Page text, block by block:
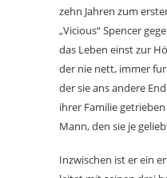
zehn Jahren zum
„Vicious“ Spencer
das Leben einst zur
der nie nett, immer
der sie ans andere
ihrer Familie
Mann, den sie je
Inzwischen ist er ein